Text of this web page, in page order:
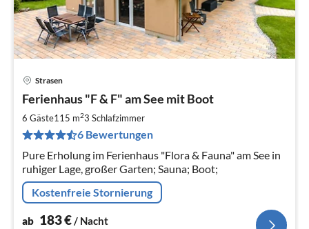
Strasen
Ferienhaus "F & F" am See mit Boot
6 Gäste115 m23 Schlafzimmer
6 Bewertungen
Pure Erholung im Ferienhaus "Flora & Fauna" am See in
ruhiger Lage, großer Garten; Sauna; Boot;
Kostenfreie Stornierung
ab 183€/ Nacht